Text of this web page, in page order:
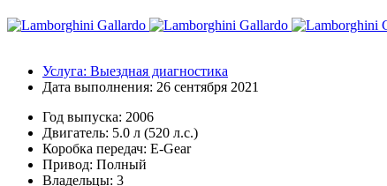
Услуга: Выездная диагностика
Дата выполнения: 26 сентября 2021
Год выпуска: 2006
Двигатель: 5.0 л (520 л.с.)
Коробка передач: E-Gear
Привод: Полный
Владельцы: 3